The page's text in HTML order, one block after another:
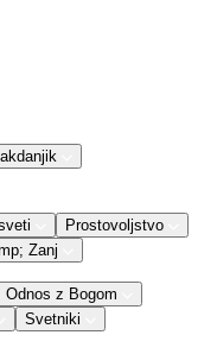
Prostovoljstvo
Zanj
Odnos z Bogom
Svetniki